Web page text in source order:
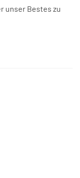
unser Bestes zu